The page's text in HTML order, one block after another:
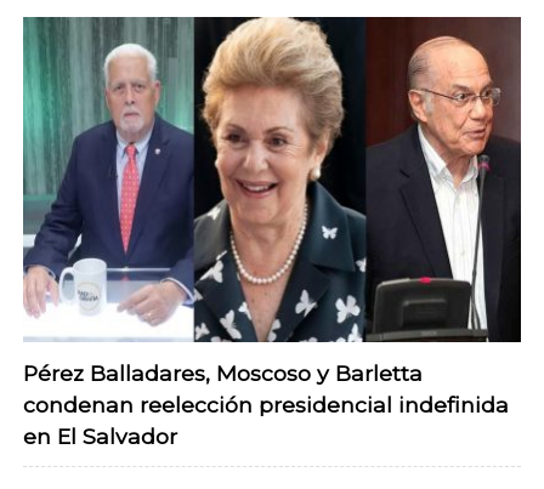
Pérez Balladares, Moscoso y Barletta
condenan reelección presidencial indefinida
en El Salvador